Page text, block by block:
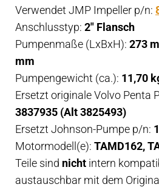
Verwendet JMP Impeller p/n:
Anschlusstyp: 2″ Flansch
Pumpenmaße (LxBxH): 273
mm
Pumpengewicht (ca.): 11,70
Ersetzt originale Volvo Penta
3837935 (Alt 3825493)
Ersetzt Johnson-Pumpe p/n:
Motormodell(e): TAMD162,
Teile sind nichtintern
austauschbar mit dem Original